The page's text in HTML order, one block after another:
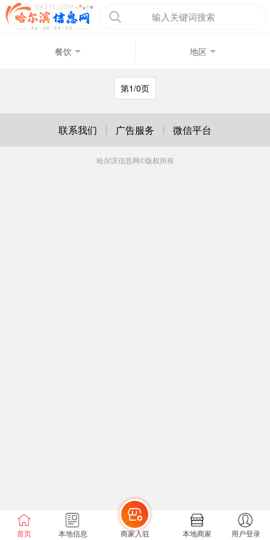
输入关键词搜索
餐饮 地区
第1/0页
首页 本地信息 商家入驻 本地商家 用户登录
联系我们 广告服务 微信平台
哈尔滨信息网©版权所有